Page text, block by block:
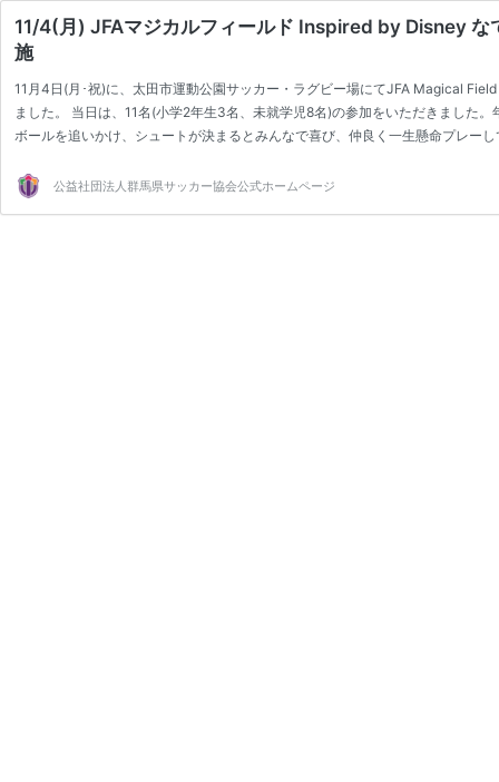
11/4(月) JFAマジカルフィールド Inspired by Disney な
施
11月4日(月･祝)に、太田市運動公園サッカー・ラグビー場にてJFA Magical
ました。 当日は、11名(小学2年生3名、未就学児8名)の参加をいただきました
ボールを追いかけ、シュートが決まるとみんなで喜び、仲良く一生懸命プレー
験者・初心者がサ…
公益社団法人群馬県サッカー協会公式ホームページ